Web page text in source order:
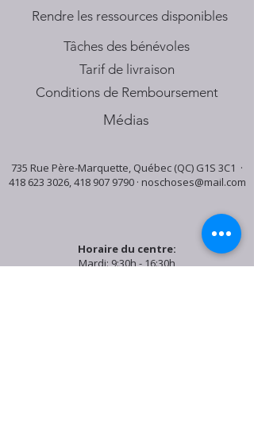
​Rendre les ressources disponibles
Tâches des bénévoles
Tarif de livraison
Conditions de Remboursement
Médias
735 Rue Père-Marquette, Québec (QC) G1S 3C1 ·
418 623 3026,418 907 9790· noschoses@mail.com
Horaire du centre:
Mardi: 9:30h - 16:30h